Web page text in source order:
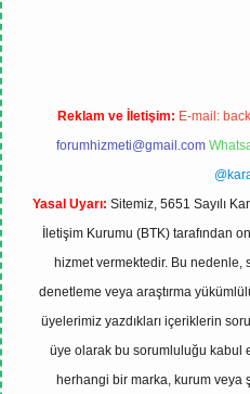
Reklam ve İletişim: E-mail:
forumhizmeti@gmail.com
Yasal Uyarı: Sitemiz, 5651 Sayılı
İletişim Kurumu (BTK) tarafından
hizmet vermektedir. Bu
denetleme veya araştırma
üyelerimiz yazdıkları içeriklerin
üye olarak bu sorumluluğu kabul
herhangi bir marka, kurum veya